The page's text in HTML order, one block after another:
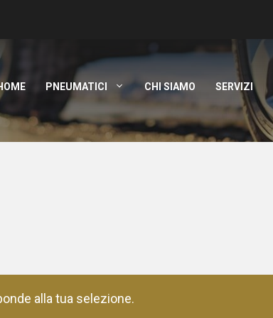
PNEUMATICI CHI SIAMO SERVIZI
alla tua selezione.